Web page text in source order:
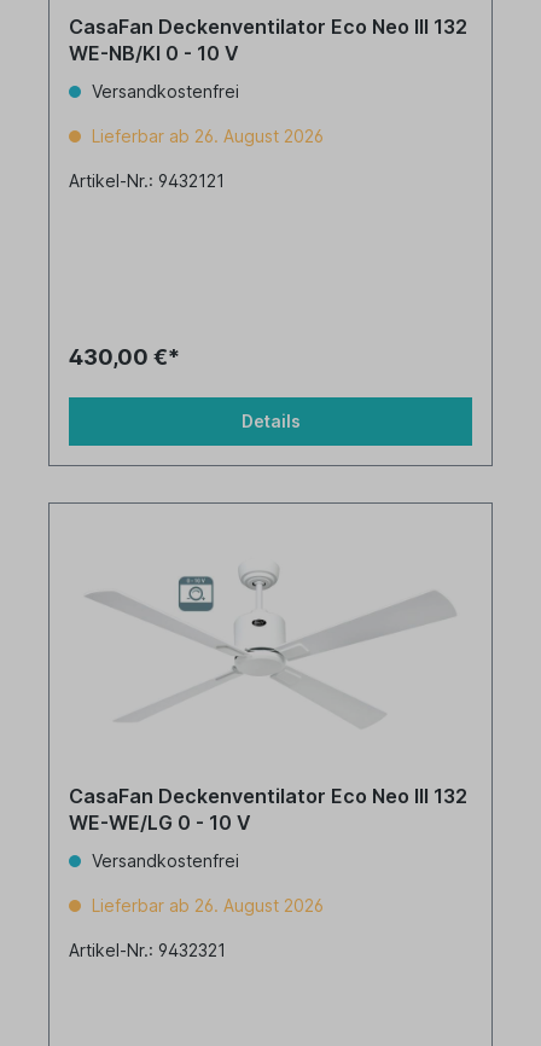
CasaFan Deckenventilator Eco Neo III 132
WE-NB/KI 0 - 10 V
Versandkostenfrei
Lieferbar ab 26. August 2026
Artikel-Nr.: 9432121
430,00 €*
Details
CasaFan Deckenventilator Eco Neo III 132
WE-WE/LG 0 - 10 V
Versandkostenfrei
Lieferbar ab 26. August 2026
Artikel-Nr.: 9432321